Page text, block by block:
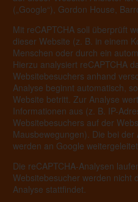
(„Google“), Gordon House,
Mit reCAPTCHA soll überprüft
dieser Website (z. B. in einem
Menschen oder durch ein
Hierzu analysiert reCAPTCHA
Websitebesuchers anhand
Analyse beginnt automatisch,
Website betritt. Zur Analyse
Informationen aus (z. B. IP-
Websitebesuchers auf der
Mausbewegungen). Die bei
werden an Google weitergeleitet.
Die reCAPTCHA-Analysen
Websitebesucher werden nicht
Analyse stattfindet.